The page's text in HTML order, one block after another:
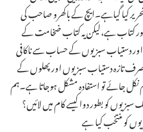
کیا گیاہے۔ایچ کے باکھرو صاحب کی
کتاب ہے،لیکن یہ کتاب ضخامت کے
دستیاب سبزیوں کے حساب سے ناکافی
تازہ دستیاب سبزیوں اور پھلوں کے
جائے تو استفادہ مشکل ہوجاتا ہے۔ہم
کو بطور دوا کیسے کام میں لائیں؟
کو منتخب کیا ہے